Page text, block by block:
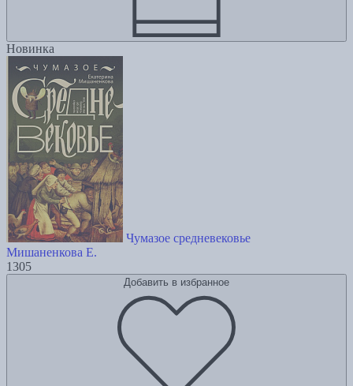
Новинка
Чумазое средневековье
Мишаненкова Е.
1305
Добавить в избранное